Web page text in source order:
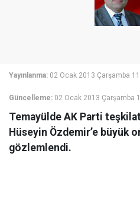
Yayınlanma: 02 Ocak 2013 Çarşamba
Güncelleme: 02 Ocak 2013 Çarşamba
Temayülde AK Parti
Hüseyin Özdemir’e büyük
gözlemlendi.